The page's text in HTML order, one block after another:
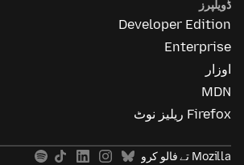
ڈویلپرز
Developer Edition
Enterprise
اوزار
MDN
Firefox ریلیز نوٹ
Mozilla تے فالو کرو